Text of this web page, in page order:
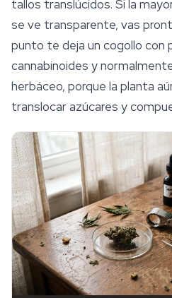
tallos translúcidos. Si la
se ve transparente, vas
punto te deja un cogollo con
cannabinoides y
herbáceo, porque la planta
translocar azúcares y